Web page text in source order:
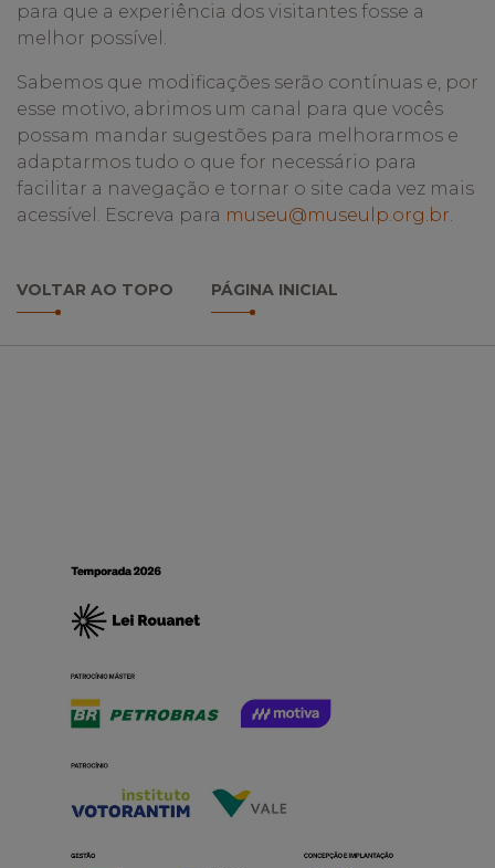
para que a experiência dos visitantes fosse a
melhor possível.
Sabemos que modificações serão contínuas e, por
esse motivo, abrimos um canal para que vocês
possam mandar sugestões para melhorarmos e
adaptarmos tudo o que for necessário para
facilitar a navegação e tornar o site cada vez mais
acessível. Escreva para museu@museulp.org.br.
VOLTAR AO TOPO PÁGINA INICIAL